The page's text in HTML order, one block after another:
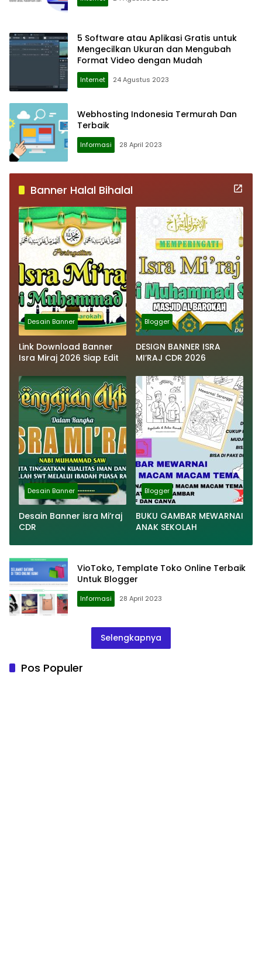
5 Software atau Aplikasi Gratis untuk
Mengecilkan Ukuran dan Mengubah
Format Video dengan Mudah
Internet 24 Agustus 2023
Webhosting Indonesia Termurah Dan
Terbaik
Informasi 28 April 2023
Banner Halal Bihalal
Desain Banner
Link Download Banner
Isra Miraj 2026 Siap Edit
Blogger
DESIGN BANNER ISRA
MI’RAJ CDR 2026
Desain Banner
Desain Banner isra Mi’raj
CDR
Blogger
BUKU GAMBAR MEWARNAI
ANAK SEKOLAH
VioToko, Template Toko Online Terbaik
Untuk Blogger
Informasi 28 April 2023
Selengkapnya
Pos Populer